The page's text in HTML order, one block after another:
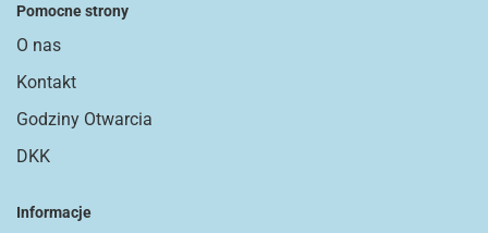
Pomocne strony
O nas
Kontakt
Godziny Otwarcia
DKK
Informacje